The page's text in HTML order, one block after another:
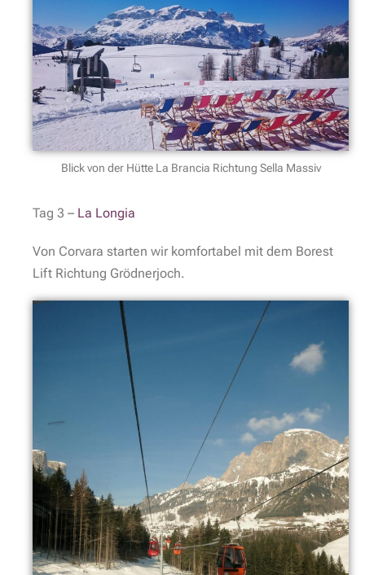
Blick von der Hütte La Brancia Richtung Sella Massiv
Tag 3 – La Longia
Von Corvara starten wir komfortabel mit dem Borest
Lift Richtung Grödnerjoch.